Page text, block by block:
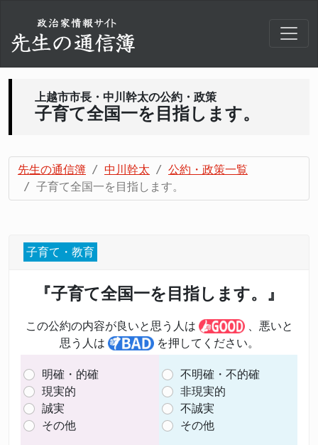
上越市市長・中川幹太の公約・政策
子育て全国一を目指します。
先生の通信簿 中川幹太
公約・政策一覧
子育て全国一を目指します。
子育て・教育
『子育て全国一を目指します。』
この公約の内容が良いと思う人は
、悪いと
思う人は
を押してください。
明確・的確
現実的
誠実
その他
不明確・不的確
非現実的
不誠実
その他